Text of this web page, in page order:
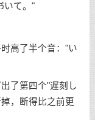
て。"
高了半个音："い
了第四个"遅刻し
，断得比之前更